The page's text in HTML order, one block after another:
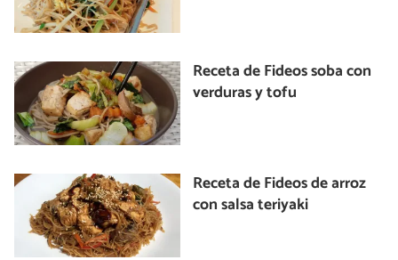
Receta de Fideos soba con
verduras y tofu
Receta de Fideos de arroz
con salsa teriyaki